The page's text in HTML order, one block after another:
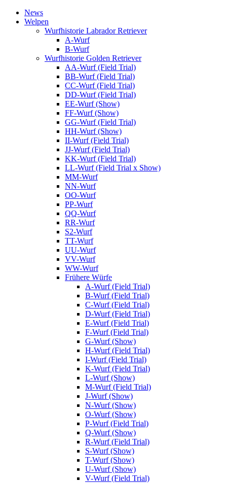
News
Welpen
Wurfhistorie Labrador Retriever
A-Wurf
B-Wurf
Wurfhistorie Golden Retriever
AA-Wurf (Field Trial)
BB-Wurf (Field Trial)
CC-Wurf (Field Trial)
DD-Wurf (Field Trial)
EE-Wurf (Show)
FF-Wurf (Show)
GG-Wurf (Field Trial)
HH-Wurf (Show)
II-Wurf (Field Trial)
JJ-Wurf (Field Trial)
KK-Wurf (Field Trial)
LL-Wurf (Field Trial x Show)
MM-Wurf
NN-Wurf
OO-Wurf
PP-Wurf
QQ-Wurf
RR-Wurf
S2-Wurf
TT-Wurf
UU-Wurf
VV-Wurf
WW-Wurf
Frühere Würfe
A-Wurf (Field Trial)
B-Wurf (Field Trial)
C-Wurf (Field Trial)
D-Wurf (Field Trial)
E-Wurf (Field Trial)
F-Wurf (Field Trial)
G-Wurf (Show)
H-Wurf (Field Trial)
I-Wurf (Field Trial)
K-Wurf (Field Trial)
L-Wurf (Show)
M-Wurf (Field Trial)
J-Wurf (Show)
N-Wurf (Show)
O-Wurf (Show)
P-Wurf (Field Trial)
Q-Wurf (Show)
R-Wurf (Field Trial)
S-Wurf (Show)
T-Wurf (Show)
U-Wurf (Show)
V-Wurf (Field Trial)